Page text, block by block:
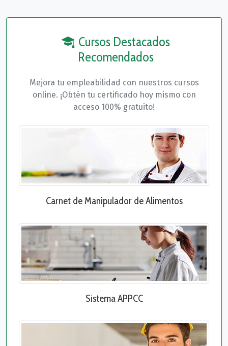
Cursos Destacados
Recomendados
Mejora tu empleabilidad con nuestros cursos
online. ¡Obtén tu certificado hoy mismo con
acceso 100% gratuito!
Carnet de Manipulador de Alimentos
Sistema APPCC